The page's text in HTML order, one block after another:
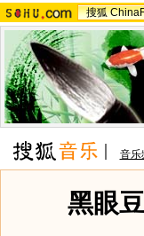
搜狐
音乐
黑眼